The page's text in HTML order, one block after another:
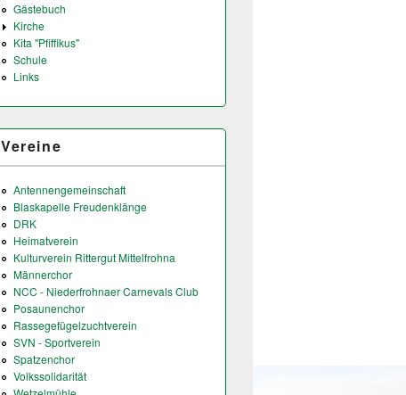
Gästebuch
Kirche
Kita "Pfiffikus"
Schule
Links
Vereine
Antennengemeinschaft
Blaskapelle Freudenklänge
DRK
Heimatverein
Kulturverein Rittergut Mittelfrohna
Männerchor
NCC - Niederfrohnaer Carnevals Club
Posaunenchor
Rassegefügelzuchtverein
SVN - Sportverein
Spatzenchor
Volkssolidarität